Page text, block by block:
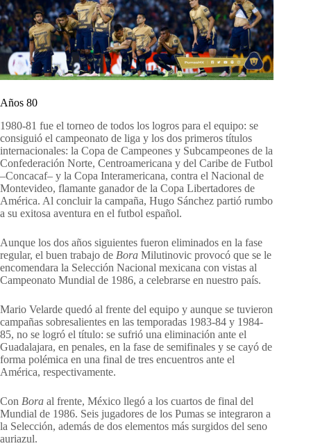
Años 80
1980-81 fue el torneo de todos los logros para el equipo: se
consiguió el campeonato de liga y los dos primeros títulos
internacionales: la Copa de Campeones y Subcampeones de la
Confederación Norte, Centroamericana y del Caribe de Futbol
–Concacaf– y la Copa Interamericana, contra el Nacional de
Montevideo, flamante ganador de la Copa Libertadores de
América. Al concluir la campaña, Hugo Sánchez partió rumbo
a su exitosa aventura en el futbol español.
Aunque los dos años siguientes fueron eliminados en la fase
regular, el buen trabajo de Bora Milutinovic provocó que se le
encomendara la Selección Nacional mexicana con vistas al
Campeonato Mundial de 1986, a celebrarse en nuestro país.
Mario Velarde quedó al frente del equipo y aunque se tuvieron
campañas sobresalientes en las temporadas 1983-84 y 1984-
85, no se logró el título: se sufrió una eliminación ante el
Guadalajara, en penales, en la fase de semifinales y se cayó de
forma polémica en una final de tres encuentros ante el
América, respectivamente.
Con Bora al frente, México llegó a los cuartos de final del
Mundial de 1986. Seis jugadores de los Pumas se integraron a
la Selección, además de dos elementos más surgidos del seno
auriazul.